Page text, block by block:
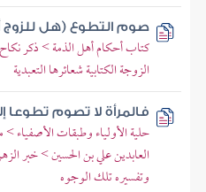
صوم التطوع (هل للزوج
كتاب أحكام أهل الذمة > ذكر
الزوجة الكتابية شعائرها التعبدية
فالمرأة لا تصوم تطوعا
حلية الأولياء وطبقات الأصفياء >
العابدين علي بن الحسين > خبر
وتفسيره تلك الوجوه